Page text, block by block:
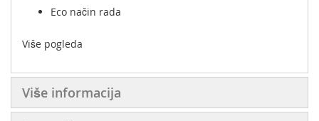
Eco način rada
Više pogleda
Više informacija